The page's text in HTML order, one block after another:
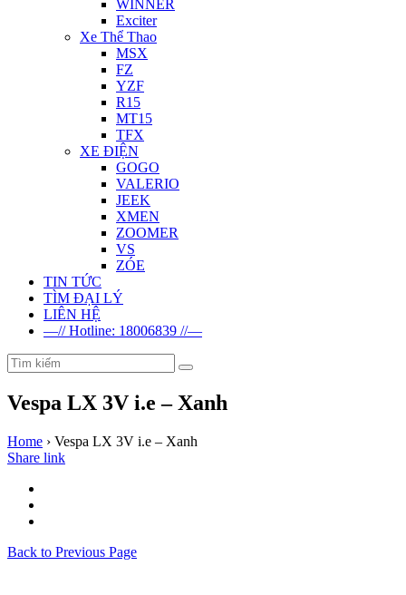
WINNER
Exciter
Xe Thể Thao
MSX
FZ
YZF
R15
MT15
TFX
XE ĐIỆN
GOGO
VALERIO
JEEK
XMEN
ZOOMER
VS
ZÓE
TIN TỨC
TÌM ĐẠI LÝ
LIÊN HỆ
—// Hotline: 18006839 //—
Vespa LX 3V i.e – Xanh
Home › Vespa LX 3V i.e – Xanh
Share link
Back to Previous Page